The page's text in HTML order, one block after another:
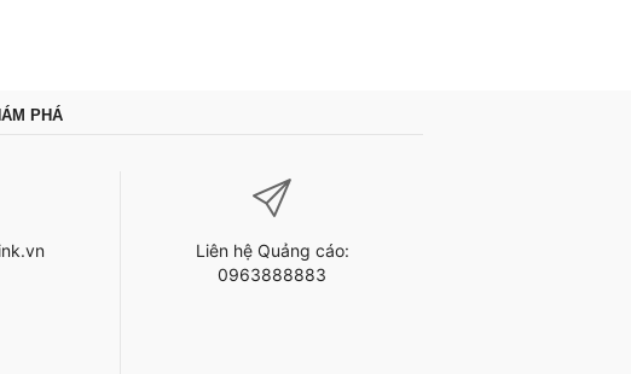
PHÁ
Liên hệ Quảng cáo:
0963888883